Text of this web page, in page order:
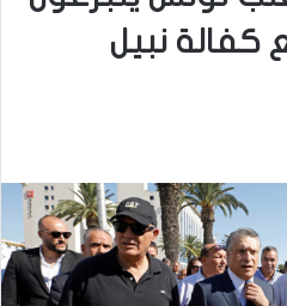
كفالة نبيل